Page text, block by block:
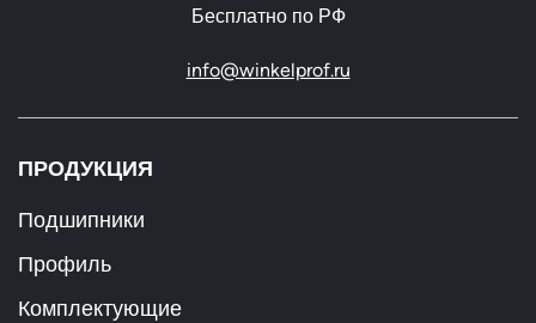
Бесплатно по РФ
info@winkelprof.ru
ПРОДУКЦИЯ
Подшипники
Профиль
Комплектующие